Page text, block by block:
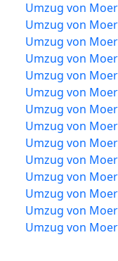
Umzug von
Umzug von
Umzug von
Umzug von
Umzug von
Umzug von
Umzug von
Umzug von
Umzug von
Umzug von
Umzug von
Umzug von
Umzug von
Umzug von